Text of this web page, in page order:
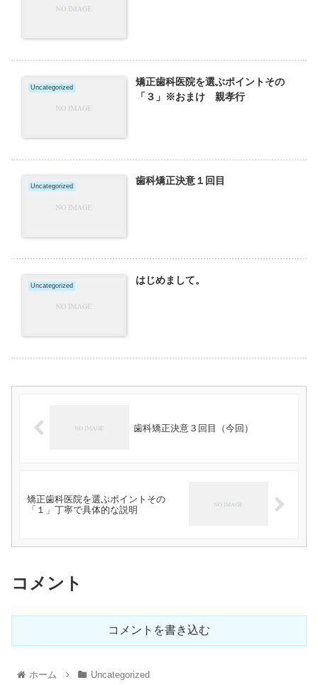
Uncategorized
矯正歯科医院を選ぶポイントその
「３」※おまけ 親孝行
Uncategorized 歯科矯正決意１回目
Uncategorized はじめまして。
歯科矯正決意３回目（今回）
矯正歯科医院を選ぶポイントその
「１」丁寧で具体的な説明
コメント
コメントを書き込む
ホーム Uncategorized